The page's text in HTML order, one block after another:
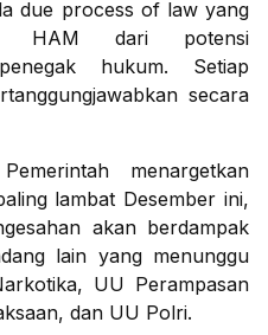
due process of law yang
HAM dari potensi
hukum. Setiap
secara
menargetkan
lambat Desember ini,
akan berdampak
lain yang menunggu
UU Perampasan
dan UU Polri.